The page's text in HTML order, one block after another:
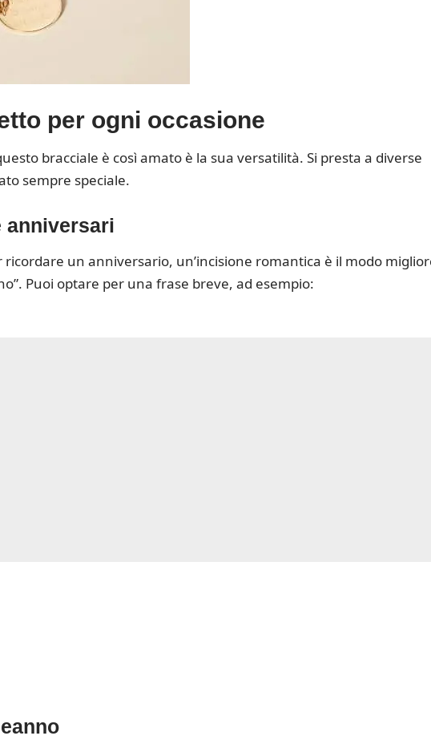
per ogni occasione
bracciale è così amato è la sua versatilità. Si presta a diverse
sempre speciale.
anniversari
ricordare un anniversario, un’incisione romantica è il modo
Puoi optare per una frase breve, ad esempio: